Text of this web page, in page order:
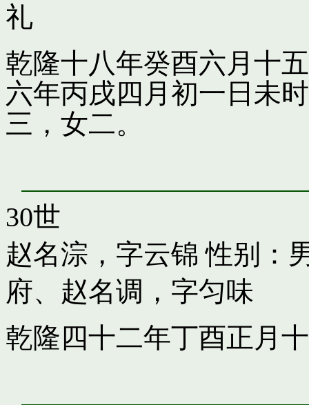
礼
乾隆十八年癸酉六月十
六年丙戌四月初一日未
三，女二。
30世
赵名淙，字云锦 性别：
府、 赵名调，字匀味
乾隆四十二年丁酉正月